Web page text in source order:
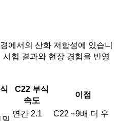
에서의 산화 저항성에 있습니
험 결과와 현장 경험을 반영
C22 부식
속도
이점
연간 2.1
C22 ~9배 더 우